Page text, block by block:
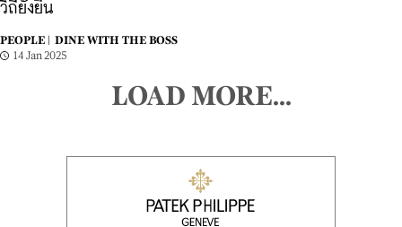
วิถียั่งยืน
PEOPLE |
DINE WITH THE BOSS
14 Jan 2025
LOAD MORE...